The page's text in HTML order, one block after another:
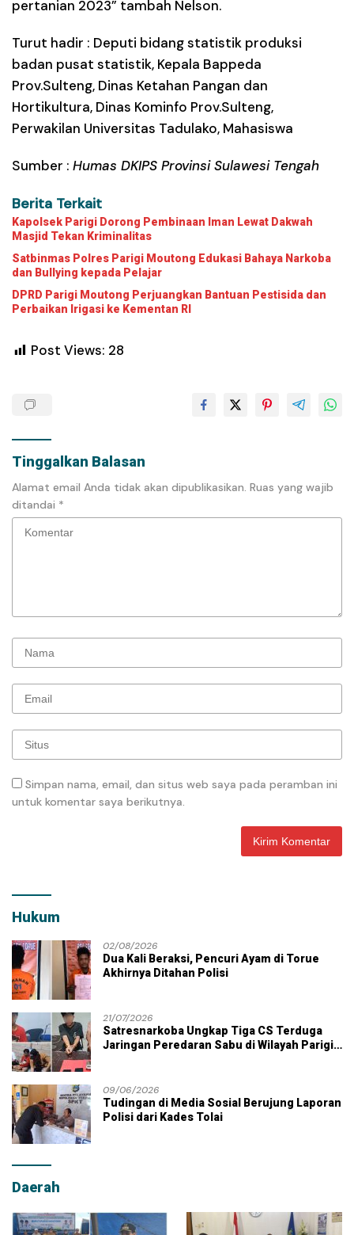
pertanian 2023” tambah Nelson.
Turut hadir : Deputi bidang statistik produksi
badan pusat statistik, Kepala Bappeda
Prov.Sulteng, Dinas Ketahan Pangan dan
Hortikultura, Dinas Kominfo Prov.Sulteng,
Perwakilan Universitas Tadulako, Mahasiswa
Sumber : Humas DKIPS Provinsi Sulawesi Tengah
Berita Terkait
Kapolsek Parigi Dorong Pembinaan Iman Lewat Dakwah
Masjid Tekan Kriminalitas
Satbinmas Polres Parigi Moutong Edukasi Bahaya Narkoba
dan Bullying kepada Pelajar
DPRD Parigi Moutong Perjuangkan Bantuan Pestisida dan
Perbaikan Irigasi ke Kementan RI
Post Views: 28
Tinggalkan Balasan
Alamat email Anda tidak akan dipublikasikan. Ruas yang wajib
ditandai *
Simpan nama, email, dan situs web saya pada peramban ini
untuk komentar saya berikutnya.
Hukum
02/08/2026
Dua Kali Beraksi, Pencuri Ayam di Torue
Akhirnya Ditahan Polisi
21/07/2026
Satresnarkoba Ungkap Tiga CS Terduga
Jaringan Peredaran Sabu di Wilayah Parigi
09/06/2026
Tudingan di Media Sosial Berujung Laporan
Polisi dari Kades Tolai
Daerah